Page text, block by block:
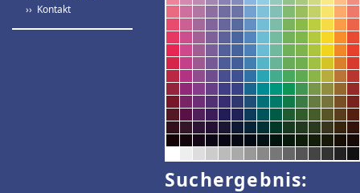
›› Kontakt
Suchergebnis: